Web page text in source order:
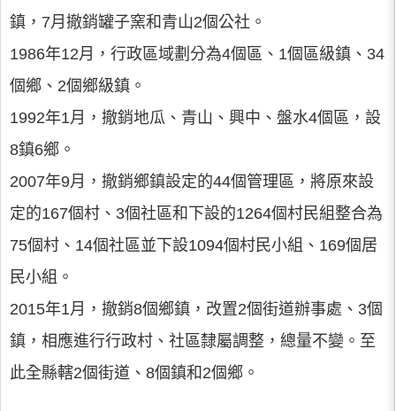
鎮，7月撤銷罐子窯和青山2個公社。
1986年12月，行政區域劃分為4個區、1個區級鎮、34
個鄉、2個鄉級鎮。
1992年1月，撤銷地瓜、青山、興中、盤水4個區，設
8鎮6鄉。
2007年9月，撤銷鄉鎮設定的44個管理區，將原來設
定的167個村、3個社區和下設的1264個村民組整合為
75個村、14個社區並下設1094個村民小組、169個居
民小組。
2015年1月，撤銷8個鄉鎮，改置2個街道辦事處、3個
鎮，相應進行行政村、社區隸屬調整，總量不變。至
此全縣轄2個街道、8個鎮和2個鄉。